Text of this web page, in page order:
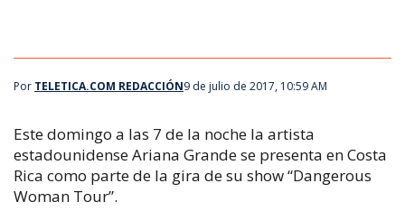
Por TELETICA.COM REDACCIÓN9 de julio de 2017, 10:59 AM
Este domingo a las 7 de la noche la artista
estadounidense Ariana Grande se presenta en Costa
Rica como parte de la gira de su show “Dangerous
Woman Tour”.